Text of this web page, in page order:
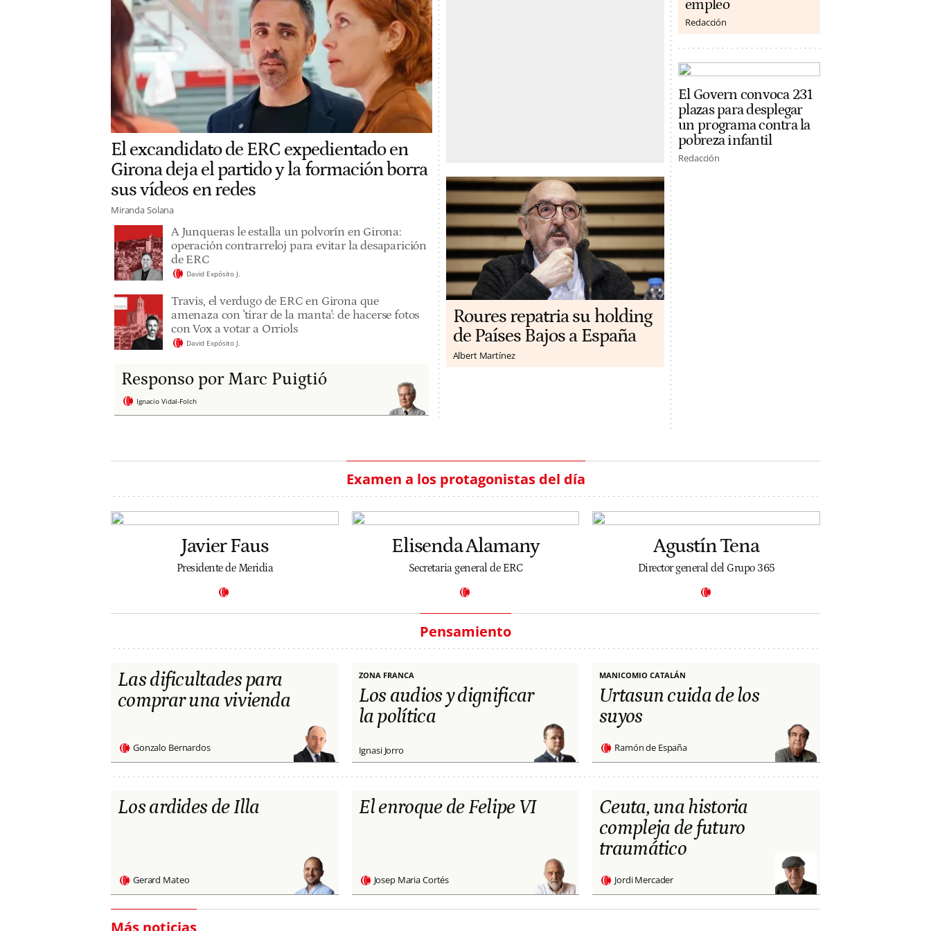
El excandidato de ERC expedientado en
Girona deja el partido y la formación borra
sus vídeos en redes
Miranda Solana
A Junqueras le estalla un polvorín en Girona:
operación contrarreloj para evitar la desaparición
de ERC
David Expósito J.
Travis, el verdugo de ERC en Girona que
amenaza con 'tirar de la manta': de hacerse fotos
con Vox a votar a Orriols
David Expósito J.
Responso por Marc Puigtió
Ignacio Vidal-Folch
Roures repatria su holding
de Países Bajos a España
Albert Martínez
empleo
Redacción
El Govern convoca 231
plazas para desplegar
un programa contra la
pobreza infantil
Redacción
Examen a los protagonistas del día
Javier Faus
Presidente de Meridia
Elisenda Alamany
Secretaria general de ERC
Agustín Tena
Director general del Grupo 365
Pensamiento
Las dificultades para
comprar una vivienda
Gonzalo Bernardos
ZONA FRANCA
Los audios y dignificar
la política
Ignasi Jorro
MANICOMIO CATALÁN
Urtasun cuida de los
suyos
Ramón de España
Los ardides de Illa
Gerard Mateo
El enroque de Felipe VI
Josep Maria Cortés
Ceuta, una historia
compleja de futuro
traumático
Jordi Mercader
Más noticias